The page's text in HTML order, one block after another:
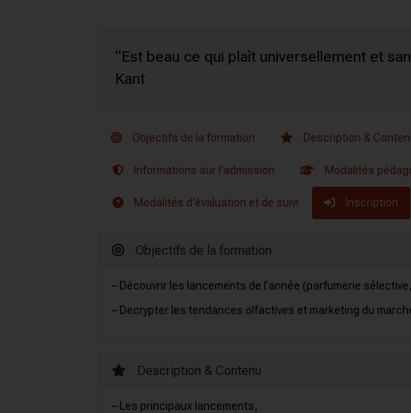
“Est beau ce qui plaît universellement et
Kant
Objectifs de la formation Description &
Informations sur l'admission Modalités
Modalités d'évaluation et de suivi Inscription
Objectifs de la formation
– Découvrir les lancements de l’année (parfumerie
– Decrypter les tendances olfactives et marketing du
Description & Contenu
– Les principaux lancements,